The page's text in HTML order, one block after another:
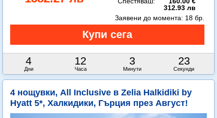
312.93 лв
4
Дни
12
Часа
3
Минути
21
Секунди
Заявени до момента: 18 бр.
4 нощувки, All Inclusive в Zelia Halkidiki by
Hyatt 5*, Халкидики, Гърция през Август!